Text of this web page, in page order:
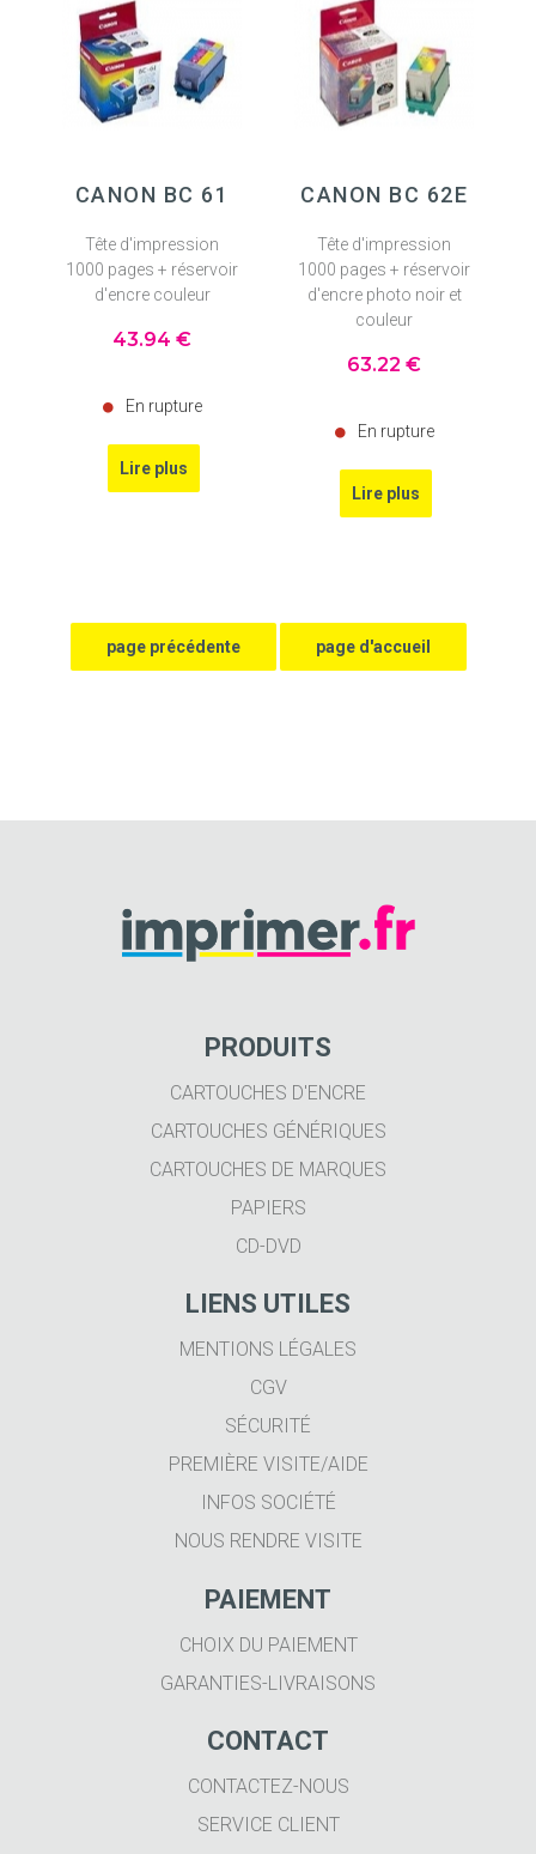
CANON BC 61
Tête d'impression
1000 pages + réservoir
d'encre couleur
43.94 €
En rupture
CANON BC 62E
Tête d'impression
1000 pages + réservoir
d'encre photo noir et
couleur
63.22 €
En rupture
PRODUITS
CARTOUCHES D'ENCRE
CARTOUCHES GÉNÉRIQUES
CARTOUCHES DE MARQUES
PAPIERS
CD-DVD
LIENS UTILES
MENTIONS LÉGALES
CGV
SÉCURITÉ
PREMIÈRE VISITE/AIDE
INFOS SOCIÉTÉ
NOUS RENDRE VISITE
PAIEMENT
CHOIX DU PAIEMENT
GARANTIES-LIVRAISONS
CONTACT
CONTACTEZ-NOUS
SERVICE CLIENT